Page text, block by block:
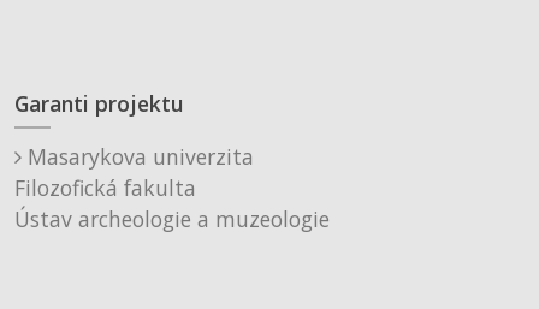
Garanti projektu
Masarykova univerzita
Filozofická fakulta
Ústav archeologie a muzeologie